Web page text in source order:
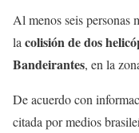
Al menos seis personas
la colisión de dos
Bandeirantes, en la
De acuerdo con
citada por medios